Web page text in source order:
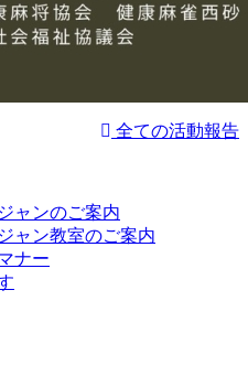
全ての活動報告